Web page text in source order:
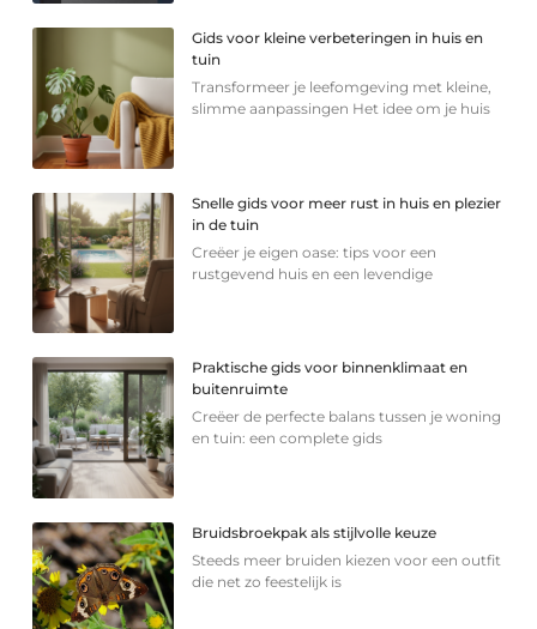
Gids voor kleine verbeteringen in huis en
tuin
Transformeer je leefomgeving met kleine,
slimme aanpassingen Het idee om je huis
Snelle gids voor meer rust in huis en plezier
in de tuin
Creëer je eigen oase: tips voor een
rustgevend huis en een levendige
Praktische gids voor binnenklimaat en
buitenruimte
Creëer de perfecte balans tussen je woning
en tuin: een complete gids
Bruidsbroekpak als stijlvolle keuze
Steeds meer bruiden kiezen voor een outfit
die net zo feestelijk is